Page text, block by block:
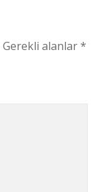
Gerekli alanlar*